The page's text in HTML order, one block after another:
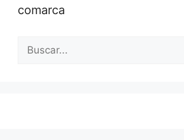
comarca
Buscar: